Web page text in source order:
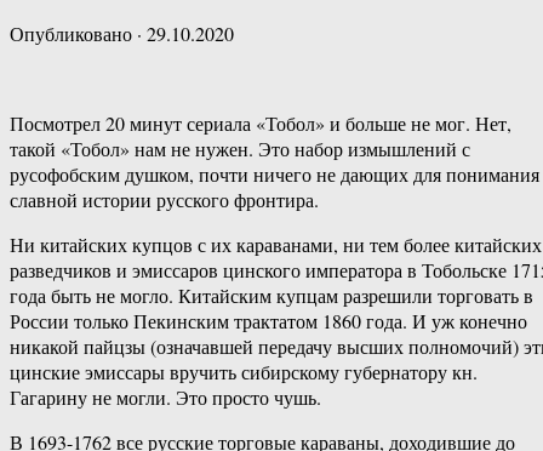
Опубликовано · 29.10.2020
Посмотрел 20 минут сериала «Тобол» и больше не мог. Нет,
такой «Тобол» нам не нужен. Это набор измышлений с
русофобским душком, почти ничего не дающих для понимания
славной истории русского фронтира.
Ни китайских купцов с их караванами, ни тем более китайских
разведчиков и эмиссаров цинского императора в Тобольске
года быть не могло. Китайским купцам разрешили торговать в
России только Пекинским трактатом 1860 года. И уж конечно
никакой пайцзы (означавшей передачу высших полномочий)
цинские эмиссары вручить сибирскому губернатору кн.
Гагарину не могли. Это просто чушь.
В 1693-1762 все русские торговые караваны, доходившие до